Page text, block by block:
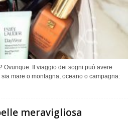
Ovunque. Il viaggio dei sogni può avere
mare o montagna, oceano o campagna:
meravigliosa